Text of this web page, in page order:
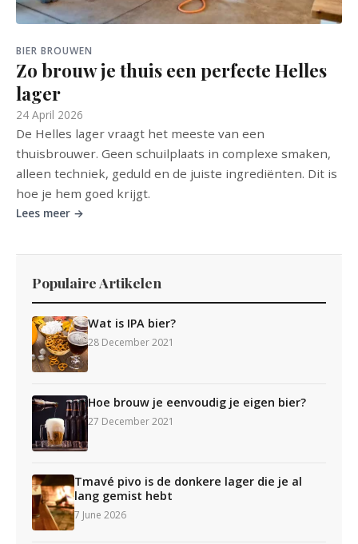
BIER BROUWEN
Zo brouw je thuis een perfecte Helles
lager
24 April 2026
De Helles lager vraagt het meeste van een
thuisbrouwer. Geen schuilplaats in complexe smaken,
alleen techniek, geduld en de juiste ingrediënten. Dit is
hoe je hem goed krijgt.
Lees meer →
Populaire Artikelen
Wat is IPA bier?
28 December 2021
Hoe brouw je eenvoudig je eigen bier?
27 December 2021
Tmavé pivo is de donkere lager die je al
lang gemist hebt
7 June 2026